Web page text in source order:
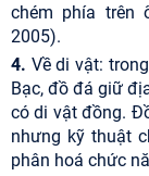
chém phía trên
2005).
4. Về di vật:
Bạc, đồ đá giữ
có di vật đồng.
nhưng kỹ thuật
phân hoá chức